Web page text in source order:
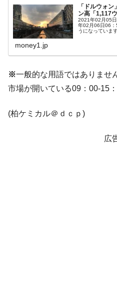
ドを掲げる「在韓反米勢力」
『Money1』
韓国政府「
ータセンター整備」⇒ だから
『Money1』
JPモルガン「
『Money1』
韓国『国民年
発。
ャンペーン」⇒ あの名物教授も
韓国「橋が落
「ドルウォ
ン高「1,117ウ
2021年02月05
年02月06日06：
うになっていま
money1.jp
※一般的な用語ではありませ
市場が開いている09：00-15
(柏ケミカル＠ｄｃｐ)
広